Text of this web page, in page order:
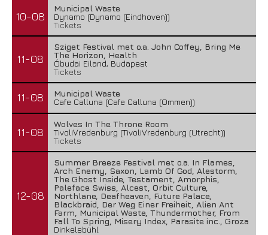
10-08
Municipal Waste
Dynamo (Dynamo (Eindhoven))
Tickets
11-08
Sziget Festival met o.a. John Coffey, Bring Me
The Horizon, Health
Óbudai Eiland, Budapest
Tickets
11-08
Municipal Waste
Cafe Calluna (Cafe Calluna (Ommen))
11-08
Wolves In The Throne Room
TivoliVredenburg (TivoliVredenburg (Utrecht))
Tickets
12-08
Summer Breeze Festival met o.a. In Flames,
Arch Enemy, Saxon, Lamb Of God, Alestorm,
The Ghost Inside, Testament, Amorphis,
Paleface Swiss, Alcest, Orbit Culture,
Northlane, Deafheaven, Future Palace,
Blackbraid, Der Weg Einer Freiheit, Alien Ant
Farm, Municipal Waste, Thundermother, From
Fall To Spring, Misery Index, Parasite inc., Groza
Dinkelsbühl